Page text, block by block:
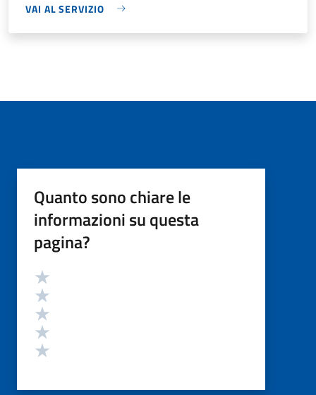
VAI AL SERVIZIO
Quanto sono chiare le
informazioni su questa
pagina?
Valutazione